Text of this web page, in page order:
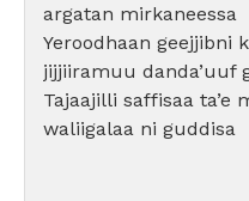
argatan mirkaneessa
Yeroodhaan geejjibni
jijjiiramuu danda’uuf
Tajaajilli saffisaa ta’e
waliigalaa ni guddisa